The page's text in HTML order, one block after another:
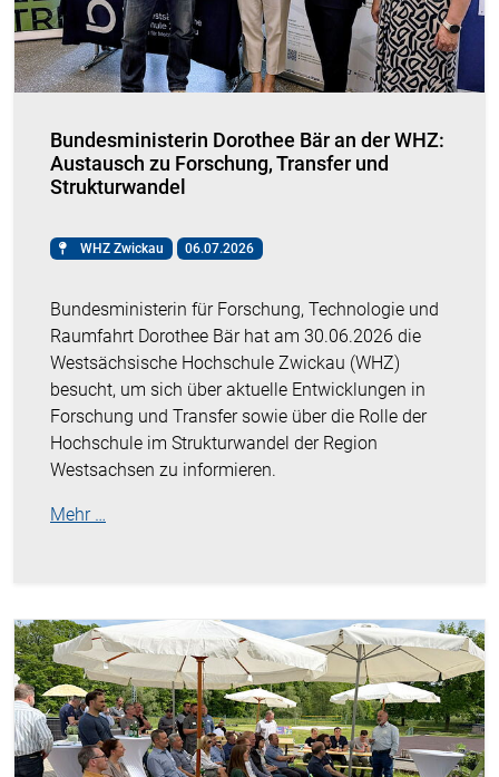
Bundesministerin Dorothee Bär an der WHZ:
Austausch zu Forschung, Transfer und
Strukturwandel
WHZ Zwickau 06.07.2026
Bundesministerin für Forschung, Technologie und
Raumfahrt Dorothee Bär hat am 30.06.2026 die
Westsächsische Hochschule Zwickau (WHZ)
besucht, um sich über aktuelle Entwicklungen in
Forschung und Transfer sowie über die Rolle der
Hochschule im Strukturwandel der Region
Westsachsen zu informieren.
Mehr …